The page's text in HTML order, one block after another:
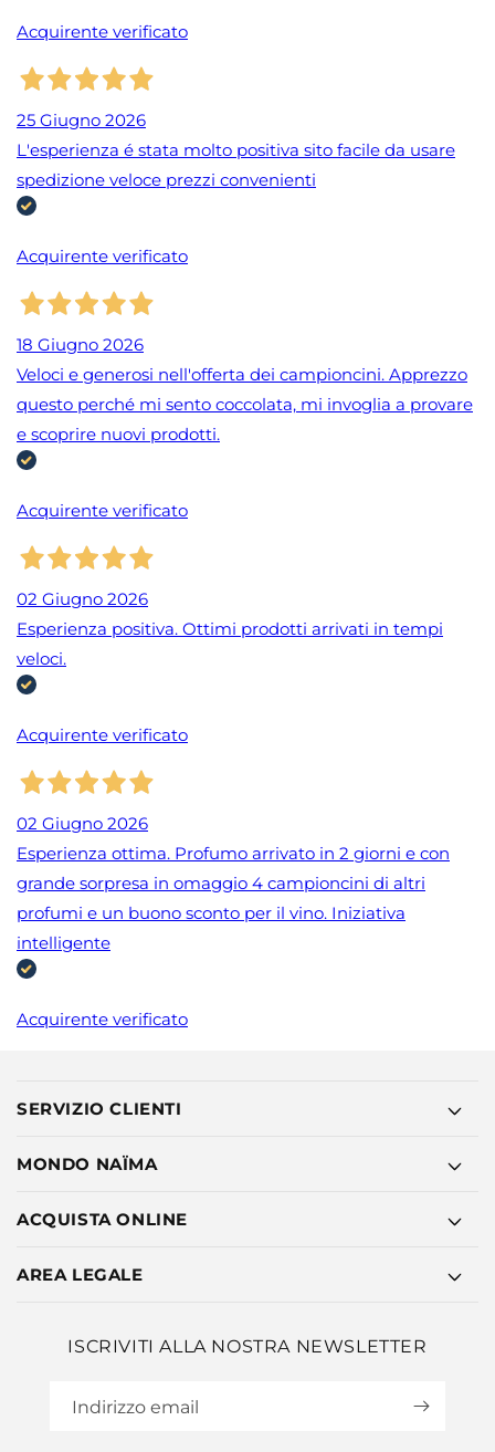
Acquirente verificato
25 Giugno 2026
L'esperienza é stata molto positiva sito facile da usare
spedizione veloce prezzi convenienti
Acquirente verificato
18 Giugno 2026
Veloci e generosi nell'offerta dei campioncini. Apprezzo
questo perché mi sento coccolata, mi invoglia a provare
e scoprire nuovi prodotti.
Acquirente verificato
02 Giugno 2026
Esperienza positiva. Ottimi prodotti arrivati in tempi
veloci.
Acquirente verificato
02 Giugno 2026
Esperienza ottima. Profumo arrivato in 2 giorni e con
grande sorpresa in omaggio 4 campioncini di altri
profumi e un buono sconto per il vino. Iniziativa
intelligente
Acquirente verificato
SERVIZIO CLIENTI
MONDO NAÏMA
ACQUISTA ONLINE
AREA LEGALE
ISCRIVITI ALLA NOSTRA NEWSLETTER
Indirizzo email